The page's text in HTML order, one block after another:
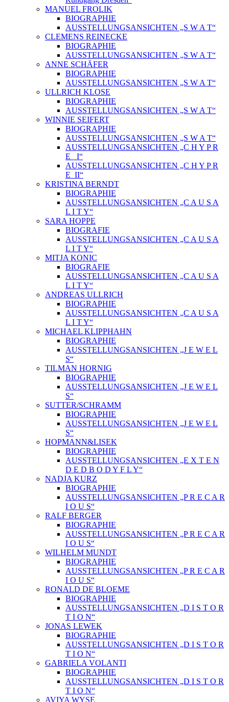
MANUEL FROLIK
BIOGRAPHIE
AUSSTELLUNGSANSICHTEN „S W A T“
CLEMENS REINECKE
BIOGRAPHIE
AUSSTELLUNGSANSICHTEN „S W A T“
ANNE SCHÄFER
BIOGRAPHIE
AUSSTELLUNGSANSICHTEN „S W A T“
ULLRICH KLOSE
BIOGRAPHIE
AUSSTELLUNGSANSICHTEN „S W A T“
WINNIE SEIFERT
BIOGRAPHIE
AUSSTELLUNGSANSICHTEN „S W A T“
AUSSTELLUNGSANSICHTEN „C H Y P R
E_ I“
AUSSTELLUNGSANSICHTEN „C H Y P R
E_II“
KRISTINA BERNDT
BIOGRAPHIE
AUSSTELLUNGSANSICHTEN „C A U S A
L I T Y“
SARA HOPPE
BIOGRAFIE
AUSSTELLUNGSANSICHTEN „C A U S A
L I T Y“
MITJA KONIC
BIOGRAFIE
AUSSTELLUNGSANSICHTEN „C A U S A
L I T Y“
ANDREAS ULLRICH
BIOGRAPHIE
AUSSTELLUNGSANSICHTEN „C A U S A
L I T Y“
MICHAEL KLIPPHAHN
BIOGRAPHIE
AUSSTELLUNGSANSICHTEN „J E W E L
S“
TILMAN HORNIG
BIOGRAPHIE
AUSSTELLUNGSANSICHTEN „J E W E L
S“
SUTTER/SCHRAMM
BIOGRAPHIE
AUSSTELLUNGSANSICHTEN „J E W E L
S“
HOPMANN&LISEK
BIOGRAPHIE
AUSSTELLUNGSANSICHTEN „E X T E N
D E D B O D Y F L Y“
NADJA KURZ
BIOGRAPHIE
AUSSTELLUNGSANSICHTEN „P R E C A R
I O U S“
RALF BERGER
BIOGRAPHIE
AUSSTELLUNGSANSICHTEN „P R E C A R
I O U S“
WILHELM MUNDT
BIOGRAPHIE
AUSSTELLUNGSANSICHTEN „P R E C A R
I O U S“
RONALD DE BLOEME
BIOGRAPHIE
AUSSTELLUNGSANSICHTEN „D I S T O R
T I O N“
JONAS LEWEK
BIOGRAPHIE
AUSSTELLUNGSANSICHTEN „D I S T O R
T I O N“
GABRIELA VOLANTI
BIOGRAPHIE
AUSSTELLUNGSANSICHTEN „D I S T O R
T I O N“
AVIYA WYSE